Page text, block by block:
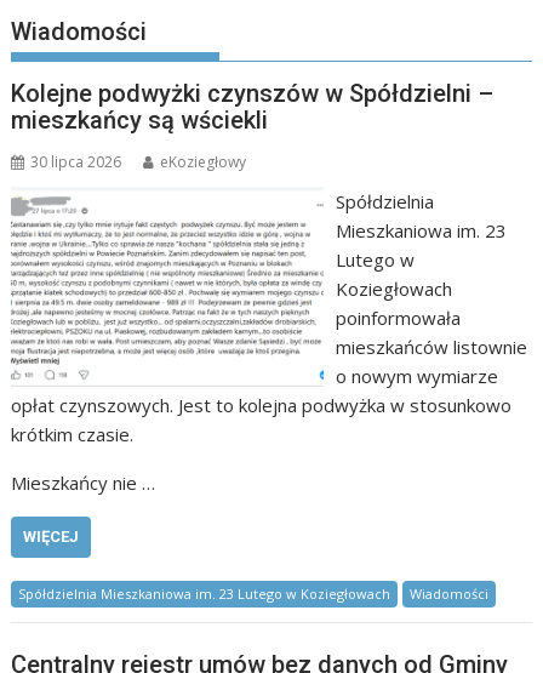
Wiadomości
Kolejne podwyżki czynszów w Spółdzielni –
mieszkańcy są wściekli
30 lipca 2026 eKoziegłowy
Spółdzielnia
Mieszkaniowa im. 23
Lutego w
Koziegłowach
poinformowała
mieszkańców listownie
o nowym wymiarze
opłat czynszowych. Jest to kolejna podwyżka w stosunkowo
krótkim czasie.
Mieszkańcy nie …
WIĘCEJ
Spółdzielnia Mieszkaniowa im. 23 Lutego w Koziegłowach Wiadomości
Centralny rejestr umów bez danych od Gminy